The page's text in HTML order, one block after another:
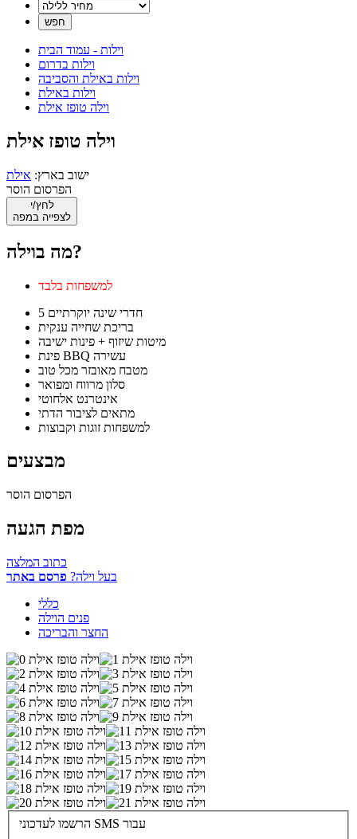
וילות - עמוד הבית
וילות בדרום
וילות באילת והסביבה
וילות באילת
וילה טופז אילת
וילה טופז אילת
ישוב בארץ: אילת
הפרסום הוסר
לחץ/י
לצפייה במפה
מה בוילה?
למשפחות בלבד
5 חדרי שינה יוקרתיים
בריכת שחייה ענקית
מיטות שיזוף + פינות ישיבה
פינת BBQ עשירה
מטבח מאובזר מכל טוב
סלון מרווח ומפואר
אינטרנט אלחוטי
מתאים לציבור הדתי
למשפחות זוגות וקבוצות
מבצעים
הפרסום הוסר
מפת הגעה
כתוב המלצה
בעל וילה? פרסם באתר
כללי
פנים הוילה
החצר והבריכה
הרשמו לעדכוני SMS עבור